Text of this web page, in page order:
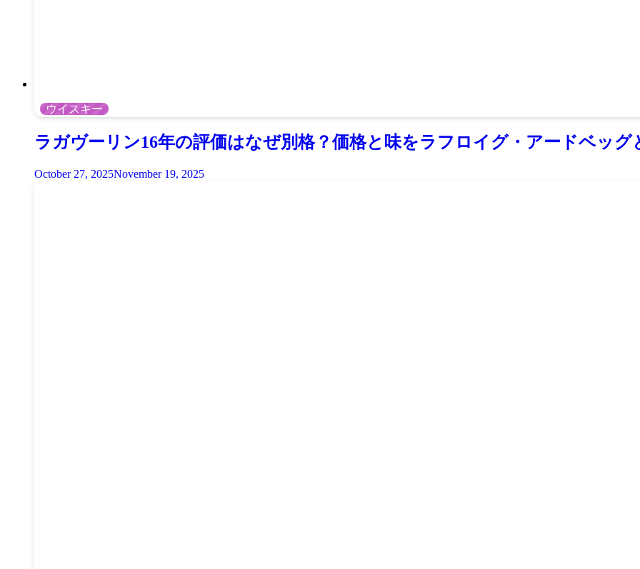
ウイスキー
ラガヴーリン16年の評価はなぜ別格？価格と味をラフロイグ・アードベッグ
October 27, 2025November 19, 2025